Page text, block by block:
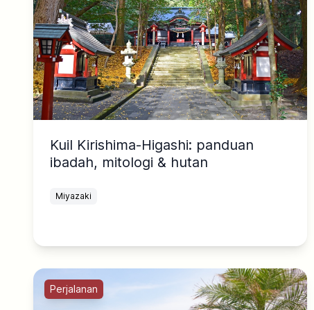
Kuil Kirishima-Higashi: panduan
ibadah, mitologi & hutan
Miyazaki
Perjalanan